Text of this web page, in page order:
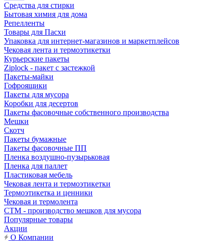
Средства для стирки
Бытовая химия для дома
Репелленты
Товары для Пасхи
Упаковка для интернет-магазинов и маркетплейсов
Чековая лента и термоэтикетки
Курьерские пакеты
Ziplock - пакет с застежкой
Пакеты-майки
Гофроящики
Пакеты для мусора
Коробки для десертов
Пакеты фасовочные собственного производства
Мешки
Скотч
Пакеты бумажные
Пакеты фасовочные ПП
Пленка воздушно-пузырьковая
Пленка для паллет
Пластиковая мебель
Чековая лента и термоэтикетки
Термоэтикетка и ценники
Чековая и термолента
СТМ - производство мешков для мусора
Популярные товары
Акции
О Компании